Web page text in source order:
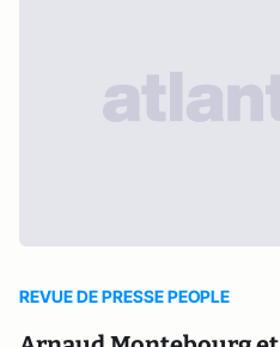
REVUE DE PRESSE PEOPLE